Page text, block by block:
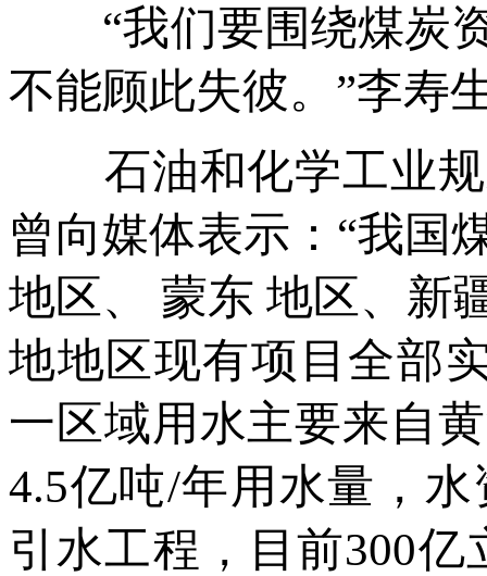
“我们要围绕煤炭资
不能顾此失彼。”李寿
石油和化学工业规
曾向媒体表示：“我国
地区、 蒙东 地区、新
地地区现有项目全部
一区域用水主要来自
4.5亿吨/年用水量，
引水工程，目前300